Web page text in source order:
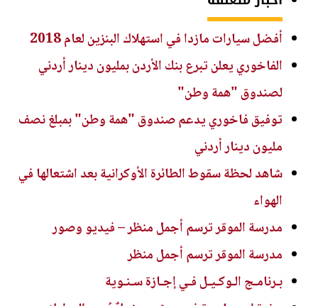
أفضل سيارات مازدا في استهلاك البنزين لعام 2018
الفاخوري يعلن تبرع بنك الأردن بمليون دينار أردني
لصندوق "همة وطن"
توفيق فاخوري يدعم صندوق "همة وطن" بمبلغ نصف
مليون دينار أردني
شاهد لحظة سقوط الطائرة الأوكرانية بعد اشتعالها في
الهواء
مدرسة الموقر ترسم أجمل منظر – فيديو وصور
مدرسة الموقر ترسم أجمل منظر
بـرنامـج الـوكـيـل فـي إجـازة سـنـوية